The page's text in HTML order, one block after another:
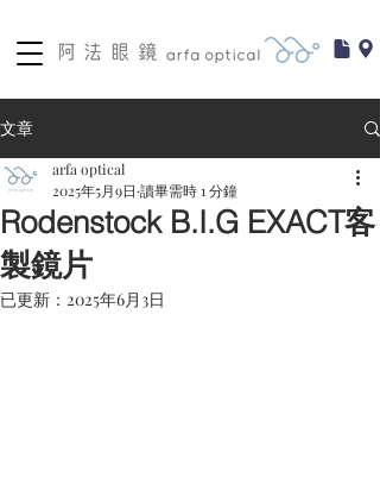
文章
Rodenstock B.I.G EXACT客
製鏡片
arfa optical
2025年5月9日 讀畢需時 1 分鐘
已更新： 2025年6月3日